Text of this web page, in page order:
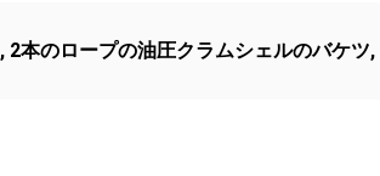
, 2本のロープの油圧クラムシェルのバケツ,